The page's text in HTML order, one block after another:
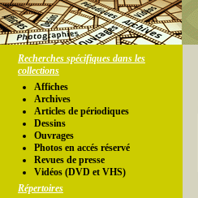
Recherches spécifiques dans les
collections
Affiches
Archives
Articles de périodiques
Dessins
Ouvrages
Photos en accés réservé
Revues de presse
Vidéos (DVD et VHS)
Répertoires